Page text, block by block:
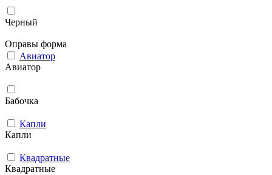
Черный
Оправы форма
Авиатор
Авиатор
Бабочка
Капли
Капли
Квадратные
Квадратные